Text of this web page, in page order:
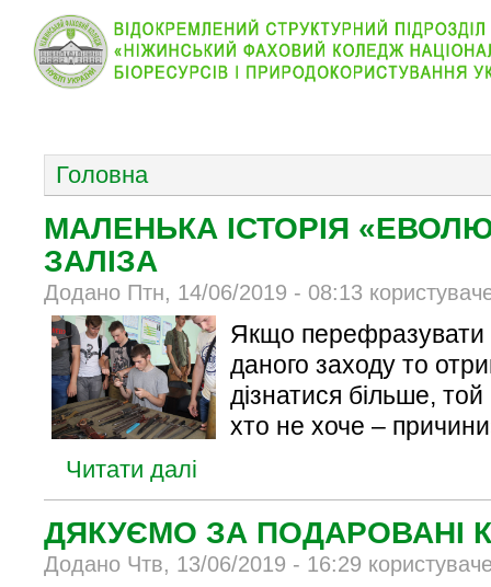
Головна
МАЛЕНЬКА ІСТОРІЯ
ЗАЛІЗА
Додано Птн, 14/06/2019 - 08:13
Якщо перефразувати
даного заходу то
дізнатися більше,
хто не хоче –
Читати далі
ДЯКУЄМО ЗА ПОДАРОВАНІ
Додано Чтв, 13/06/2019 - 16:29